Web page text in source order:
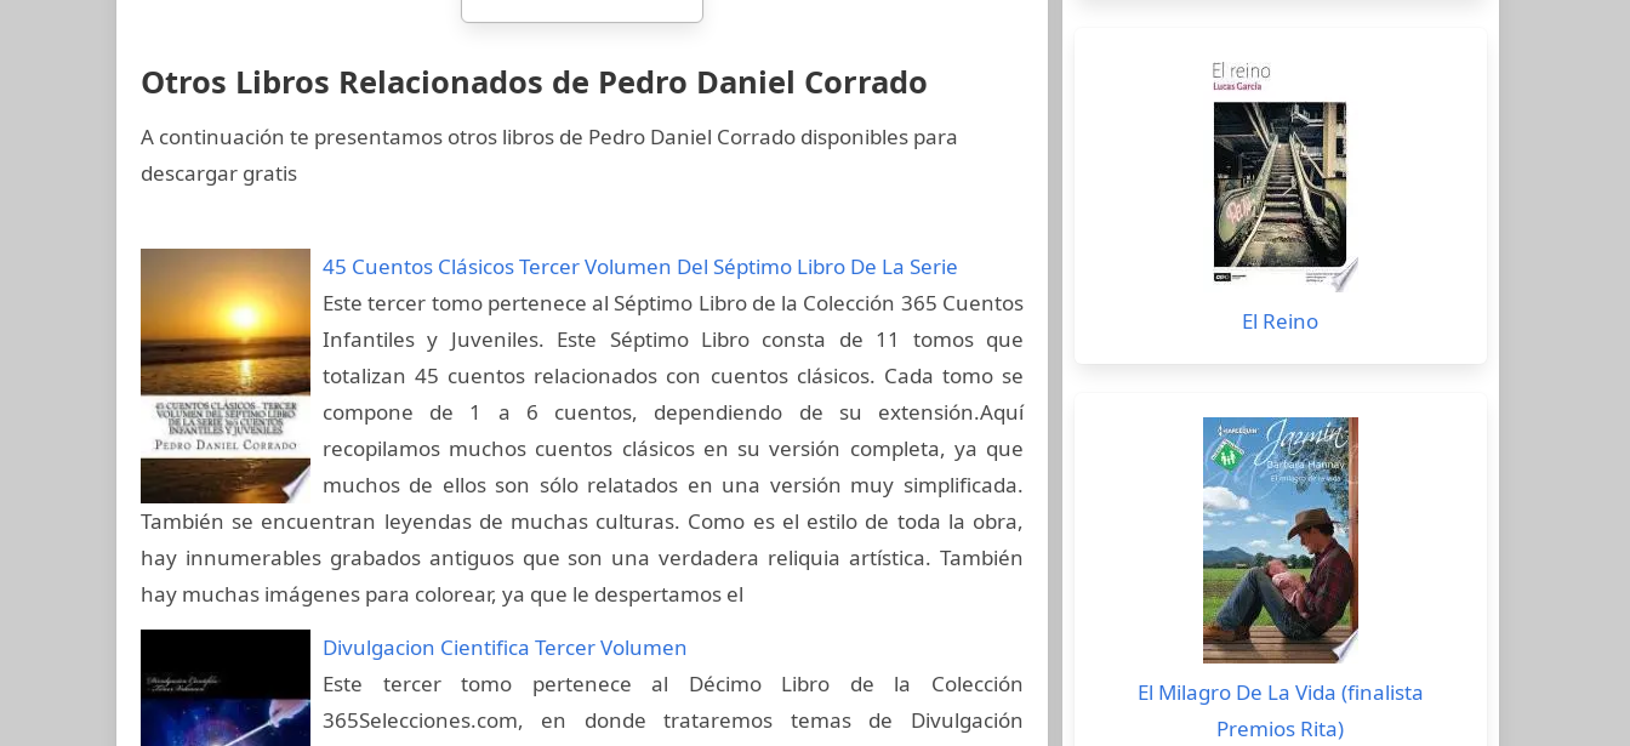
Otros Libros Relacionados de Pedro Daniel Corrado
A continuación te presentamos otros libros de Pedro Daniel Corrado disponibles para
descargar gratis
45 Cuentos Clásicos Tercer Volumen Del Séptimo Libro De La Serie
Este tercer tomo pertenece al Séptimo Libro de la Colección 365 Cuentos
Infantiles y Juveniles. Este Séptimo Libro consta de 11 tomos que
totalizan 45 cuentos relacionados con cuentos clásicos. Cada tomo se
compone de 1 a 6 cuentos, dependiendo de su extensión.Aquí
recopilamos muchos cuentos clásicos en su versión completa, ya que
muchos de ellos son sólo relatados en una versión muy simplificada.
También se encuentran leyendas de muchas culturas. Como es el estilo de toda la obra,
hay innumerables grabados antiguos que son una verdadera reliquia artística. También
hay muchas imágenes para colorear, ya que le despertamos el
Divulgacion Cientifica Tercer Volumen
Este tercer tomo pertenece al Décimo Libro de la Colección
365Selecciones.com, en donde trataremos temas de Divulgación
El Reino
El Milagro De La Vida (finalista
Premios Rita)